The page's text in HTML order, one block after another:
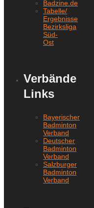
Badzine.de
Tabelle/
Ergebnisse
Bezirksliga
Süd-
Ost
Verbände
Links
Bayerischer
Badminton
Verband
Deutscher
Badminton
Verband
Salzburger
Badminton
Verband